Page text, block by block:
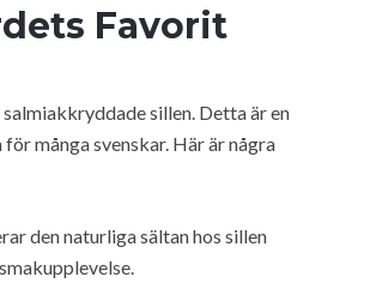
Favorit
sillen. Detta är en
många svenskar. Här är några
den naturliga sältan hos sillen